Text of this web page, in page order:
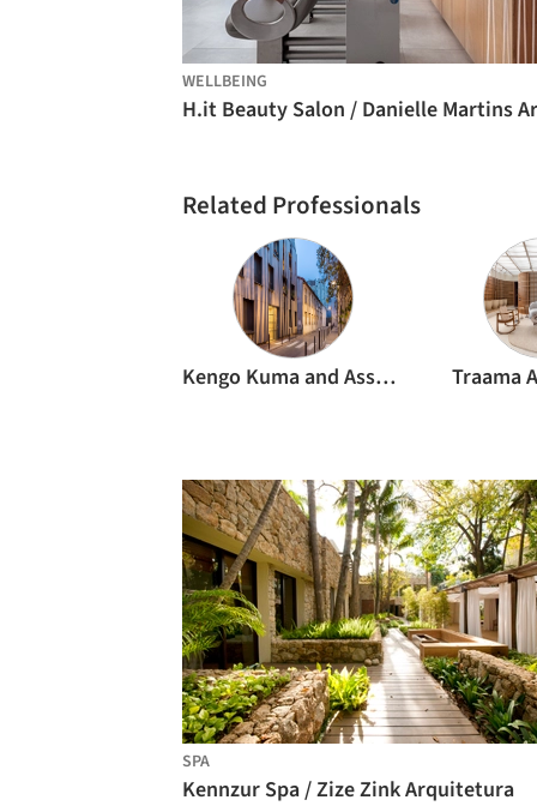
WELLBEING
Related Professionals
Kengo Kuma and Associates Traama
SPA
Kennzur Spa / Zize Zink Arquitetura